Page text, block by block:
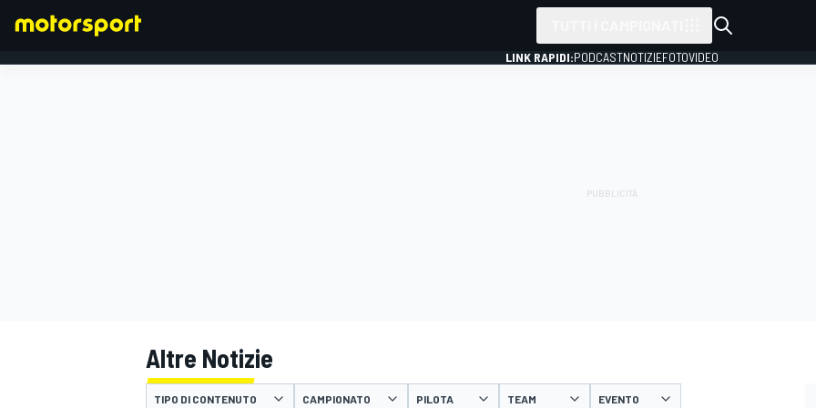
LINK RAPIDI:PODCASTNOTIZIEFOTOVIDEO
Altre Notizie
TIPO DI CONTENUTO CAMPIONATO PILOTA TEAM EVENTO